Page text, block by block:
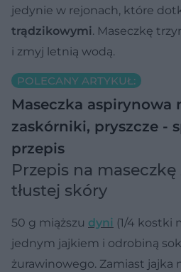
jedynie w rejonach, które
trądzikowymi. Maseczkę
i zmyj letnią wodą.
POLECANY ARTYKUŁ:
Maseczka aspirynowa
zaskórniki, pryszcze -
przepis
Przepis na
tłustej skóry
50 g miąższu dyni (1/4 kostki
jednym jajkiem i odrobiną
żurawinowego. Zamiast jajka